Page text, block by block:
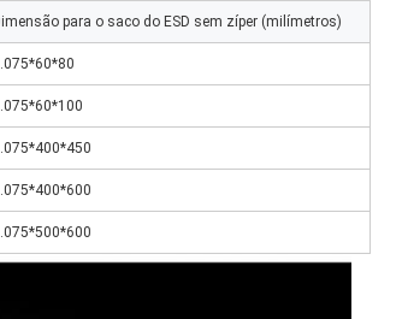
para o saco do ESD sem zíper (milímetros)